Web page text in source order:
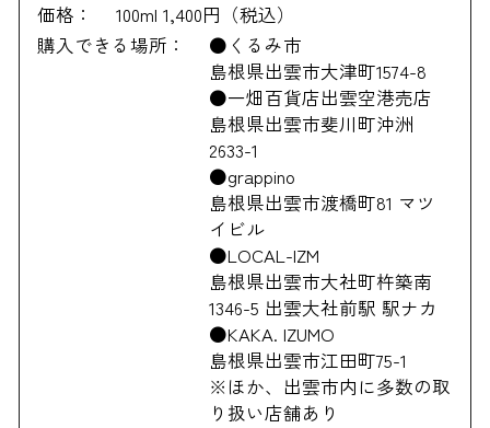
価格：
100ml 1,400円（税込）
購入できる場所：
●くるみ市
島根県出雲市大津町1574-8
●一畑百貨店出雲空港売店
島根県出雲市斐川町沖洲
2633-1
●grappino
島根県出雲市渡橋町81 マツ
イビル
●LOCAL-IZM
島根県出雲市大社町杵築南
1346-5 出雲大社前駅 駅ナカ
●KAKA. IZUMO
島根県出雲市江田町75-1
※ほか、出雲市内に多数の取
り扱い店舗あり